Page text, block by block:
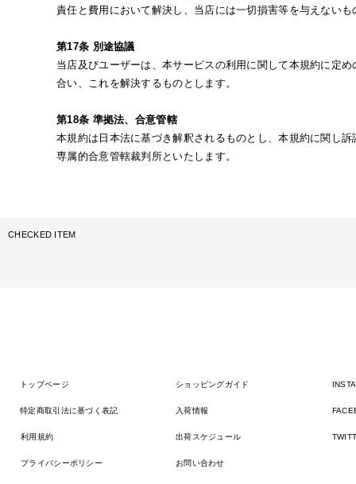
責任と費用において解決し、当店には一切損害等を与えないも
第17条 別途協議
当店及びユーザーは、本サービスの利用に関して本規約に定
合い、これを解決するものとします。
第18条 準拠法、合意管轄
本規約は日本法に基づき解釈されるものとし、本規約に関し
専属的合意管轄裁判所といたします。
CHECKED ITEM
トップページ
特定商取引法に基づく表記
利用規約
プライバシーポリシー
ショッピングガイド
入荷情報
出荷スケジュール
お問い合わせ